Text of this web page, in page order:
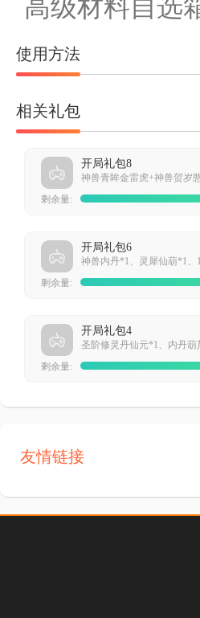
高级材料自选
使用方法
相关礼包
开局礼包8
神兽青眸金雷虎+神兽贺岁
剩余量:
开局礼包6
神兽内丹*1、灵犀仙葫*1、
剩余量:
开局礼包4
剩余量:
友情链接